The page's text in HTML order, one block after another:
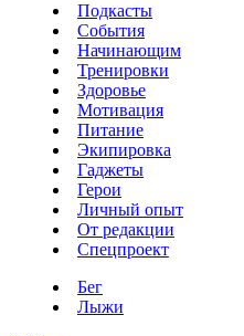
Подкасты
События
Начинающим
Тренировки
Здоровье
Мотивация
Питание
Экипировка
Гаджеты
Герои
Личный опыт
От редакции
Спецпроект
Бег
Лыжи